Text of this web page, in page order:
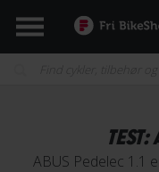
TEST:
ABUS Pedelec 1.1